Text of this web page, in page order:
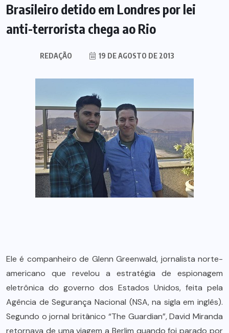
Brasileiro detido em Londres por lei
anti-terrorista chega ao Rio
REDAÇÃO 19 DE AGOSTO DE 2013
Ele é companheiro de Glenn Greenwald, jornalista norte-
americano que revelou a estratégia de espionagem
eletrônica do governo dos Estados Unidos, feita pela
Agência de Segurança Nacional (NSA, na sigla em inglês).
Segundo o jornal britânico “The Guardian”, David Miranda
retornava de uma viagem a Berlim quando foi parado por